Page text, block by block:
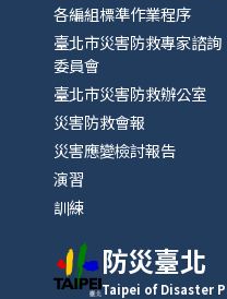
各編組標準作業程序
臺北市災害防救專家諮詢
委員會
臺北市災害防救辦公室
災害防救會報
災害應變檢討報告
演習
訓練
防災臺北
Taipei of Disaster